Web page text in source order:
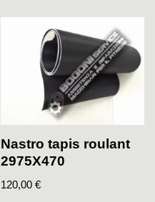
Nastro tapis roulant
2975X470
120,00€